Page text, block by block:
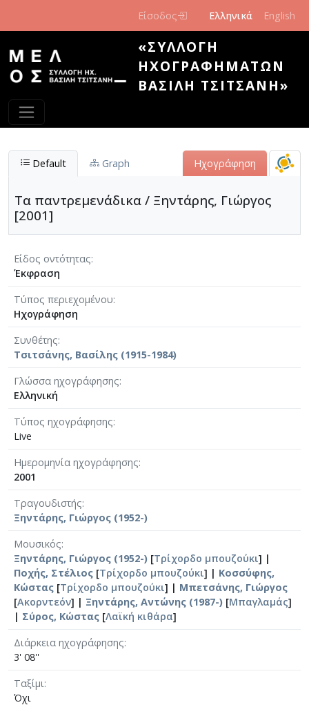
Είσοδος Ελληνικά English
«ΣΥΛΛΟΓΉ
ΗΧΟΓΡΑΦΗΜΆΤΩΝ
ΒΑΣΊΛΗ ΤΣΙΤΣΆΝΗ»
Default Graph Ηχογράφηση
Τα παντρεμενάδικα / Ξηντάρης, Γιώργος
[2001]
Είδος οντότητας
Έκφραση
Τύπος περιεχομένου
Ηχογράφηση
Συνθέτης
Τσιτσάνης, Βασίλης (1915-1984)
Γλώσσα ηχογράφησης
Ελληνική
Τύπος ηχογράφησης
Live
Ημερομηνία ηχογράφησης
2001
Τραγουδιστής
Ξηντάρης, Γιώργος (1952-)
Μουσικός
Ξηντάρης, Γιώργος (1952-) [Τρίχορδο μπουζούκι] |
Ποχής, Στέλιος [Τρίχορδο μπουζούκι] | Κοσσύφης,
Κώστας [Τρίχορδο μπουζούκι] | Μπετσάνης, Γιώργος
[Ακορντεόν] | Ξηντάρης, Αντώνης (1987-) [Μπαγλαμάς]
| Σύρος, Κώστας [Λαϊκή κιθάρα]
Διάρκεια ηχογράφησης
3' 08''
Ταξίμι
Όχι